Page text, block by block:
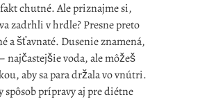
chutné. Ale priznajme si,
zadrhli v hrdle? Presne preto
a šťavnaté. Dusenie znamená,
voda, ale môžeš
aby sa para držala vo vnútri.
spôsob prípravy aj pre diétne